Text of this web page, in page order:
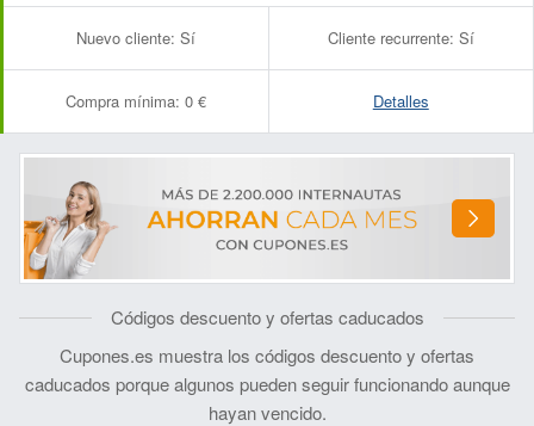
Nuevo cliente: Sí Cliente recurrente: Sí
Compra mínima: 0 € Detalles
Códigos descuento y ofertas caducados
Cupones.es muestra los códigos descuento y ofertas
caducados porque algunos pueden seguir funcionando aunque
hayan vencido.